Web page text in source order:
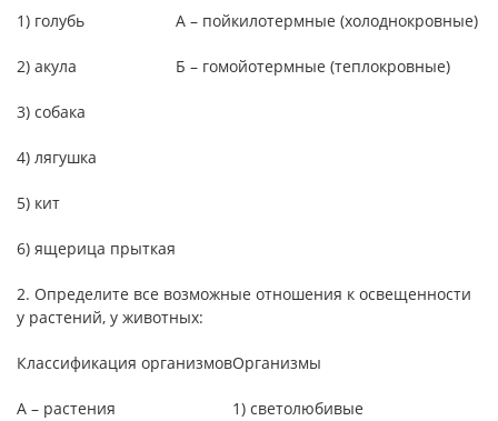
1) голубь А – пойкилотермные (холоднокровные)
2) акула Б – гомойотермные (теплокровные)
3) собака
4) лягушка
5) кит
6) ящерица прыткая
2. Определите все возможные отношения к освещенности
у растений, у животных:
Классификация организмовОрганизмы
А – растения 1) светолюбивые